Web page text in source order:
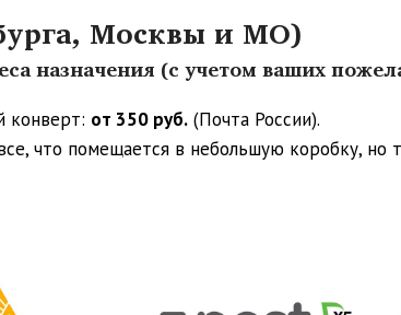
Москвы и МО)
назначения (с учетом ваших
конверт: от 350 руб. (Почта России).
что помещается в небольшую коробку, но